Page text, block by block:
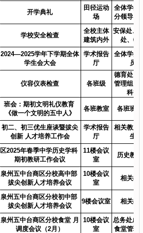
开学典礼
田径运动
场
全体学生
分领导、
学校安全检查
全校主体
建筑内外
安保处、
处、物
2024—2025学年下学期全体
学生会大会
学术报告
厅
全体学生
员
仪容仪表检查 各班级
德育处、
管理组、
科等
班会：期初文明礼仪教育
《做一个文明的五中人》
各班教室 各班班
初二、初三优生座谈暨拔尖
创新 人才培养工作会
学术报告
厅
相关教师
生
区2025年春季中学历史学科
期初教研工作会议
11楼会议
室
历史教
泉州五中台商区分校高中部
拔尖创新人才培养会议
10楼会议
室
相关教
泉州五中台商区分校初中部
拔尖创新人才培养会议
9楼会议室 相关教
泉州五中台商区分校食堂 月
调度会议（2月）
10楼会议
室
总务处成
食堂管理